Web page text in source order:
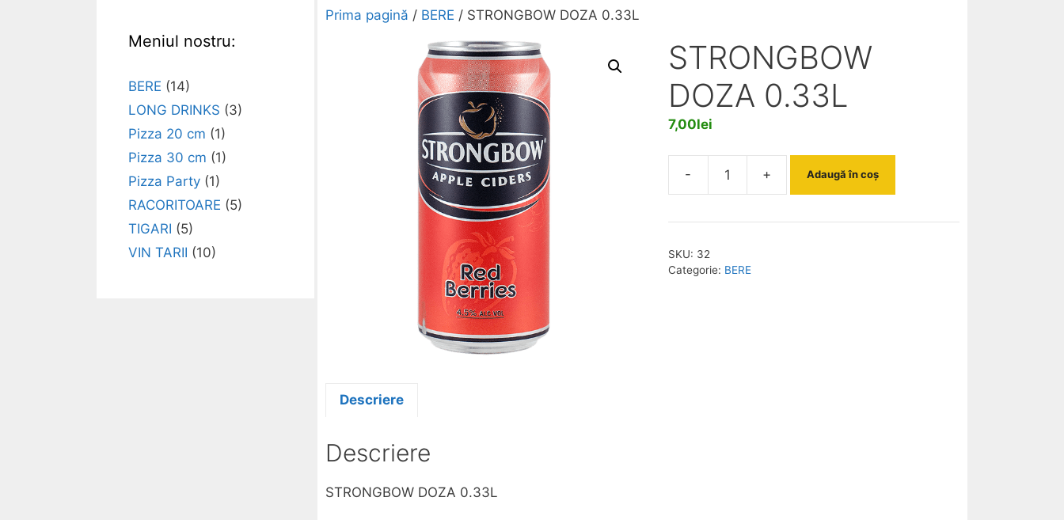
Prima pagină / BERE / STRONGBOW DOZA 0.33L
STRONGBOW
DOZA 0.33L
7,00lei
-
DOZA
+ Adaugă în coș
SKU: 32
Categorie: BERE
Descriere
Descriere
STRONGBOW DOZA 0.33L
Meniul nostru:
BERE (14)
LONG DRINKS (3)
Pizza 20 cm (1)
Pizza 30 cm (1)
Pizza Party (1)
RACORITOARE (5)
TIGARI (5)
VIN TARII (10)